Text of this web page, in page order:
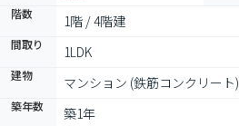
階数 1階 / 4階建
間取り 1LDK
建物 マンション (鉄筋コンクリート)
築年数 築1年